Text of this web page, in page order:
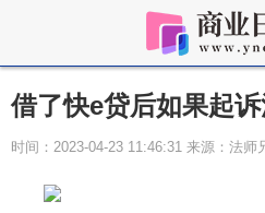
借了快e贷后如果起
时间：2023-04-23 11:46:31 来源：法师